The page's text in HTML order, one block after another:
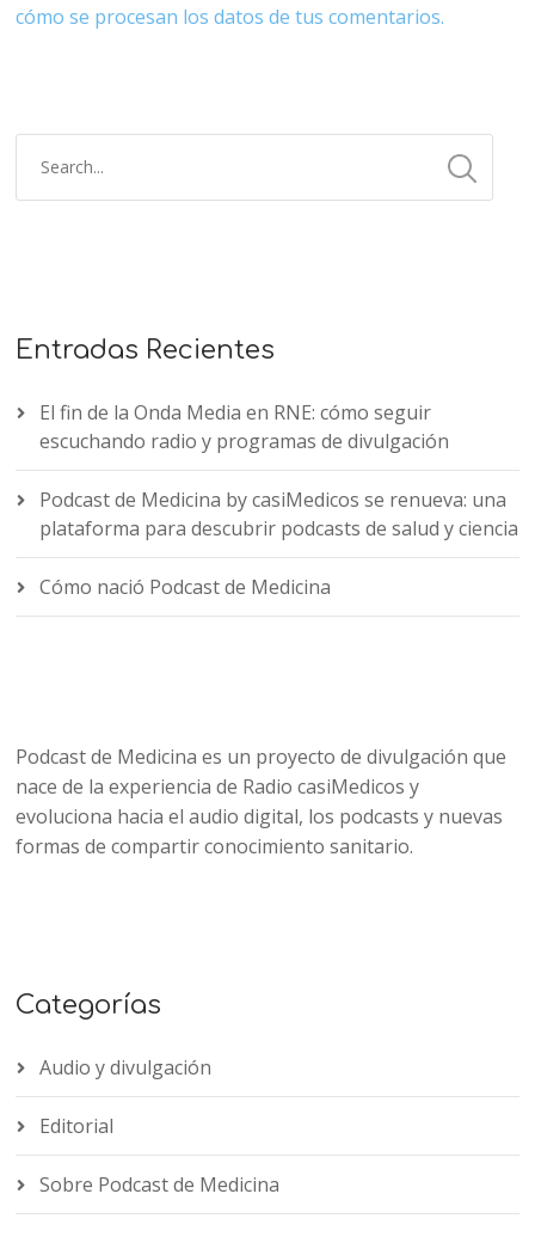
cómo se procesan los datos de tus comentarios.
Entradas Recientes
El fin de la Onda Media en RNE: cómo seguir
escuchando radio y programas de divulgación
Podcast de Medicina by casiMedicos se renueva: una
plataforma para descubrir podcasts de salud y ciencia
Cómo nació Podcast de Medicina
Podcast de Medicina es un proyecto de divulgación que
nace de la experiencia de Radio casiMedicos y
evoluciona hacia el audio digital, los podcasts y nuevas
formas de compartir conocimiento sanitario.
Categorías
Audio y divulgación
Editorial
Sobre Podcast de Medicina